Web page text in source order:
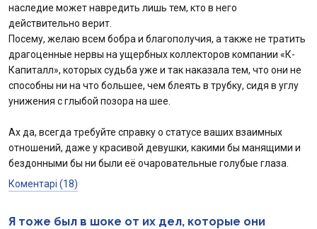
наследие может навредить лишь тем, кто в него
действительно верит.
Посему, желаю всем бобра и благополучия, а также не тратить
драгоценные нервы на ущербных коллекторов компании «К-
Капиталл», которых судьба уже и так наказала тем, что они не
способны ни на что большее, чем блеять в трубку, сидя в углу
унижения с глыбой позора на шее.
Ах да, всегда требуйте справку о статусе ваших взаимных
отношений, даже у красивой девушки, какими бы манящими и
бездонными бы ни были её очаровательные голубые глаза.
Коментарі (18)
Я тоже был в шоке от их дел, которые они